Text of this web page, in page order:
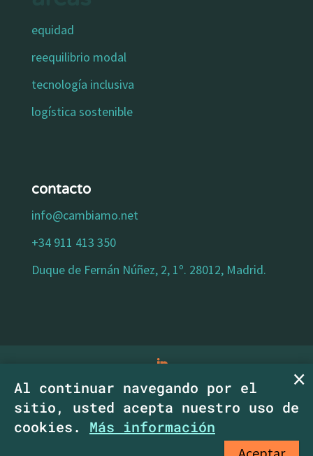
equidad
reequilibrio modal
tecnología inclusiva
logística sostenible
contacto
info@cambiamo.net
+34 911 413 350
Duque de Fernán Núñez, 2, 1º. 28012, Madrid.
aviso legal|política de privacidad |política
de cookies|declaracion de accesibilidad
Copyright CambiaMO SCM.
Al continuar navegando por el
sitio, usted acepta nuestro uso de
cookies. Más información